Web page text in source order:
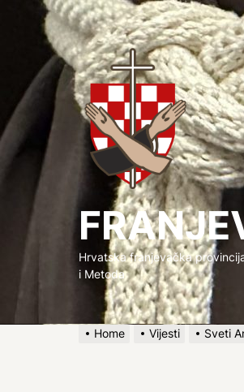
Hrvatska franjevačka
i Metoda
Home Vijesti Sveti